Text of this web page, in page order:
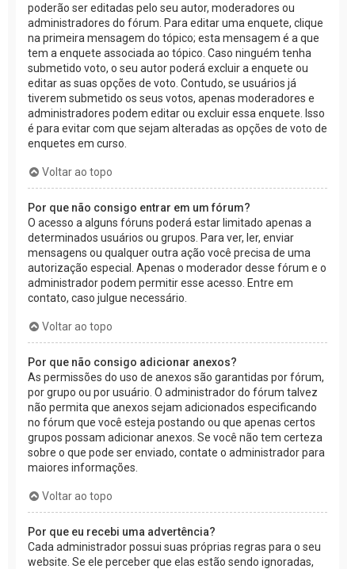
poderão ser editadas pelo seu autor, moderadores ou
administradores do fórum. Para editar uma enquete, clique
na primeira mensagem do tópico; esta mensagem é a que
tem a enquete associada ao tópico. Caso ninguém tenha
submetido voto, o seu autor poderá excluir a enquete ou
editar as suas opções de voto. Contudo, se usuários já
tiverem submetido os seus votos, apenas moderadores e
administradores podem editar ou excluir essa enquete. Isso
é para evitar com que sejam alteradas as opções de voto de
enquetes em curso.
Voltar ao topo
Por que não consigo entrar em um fórum?
O acesso a alguns fóruns poderá estar limitado apenas a
determinados usuários ou grupos. Para ver, ler, enviar
mensagens ou qualquer outra ação você precisa de uma
autorização especial. Apenas o moderador desse fórum e o
administrador podem permitir esse acesso. Entre em
contato, caso julgue necessário.
Voltar ao topo
Por que não consigo adicionar anexos?
As permissões do uso de anexos são garantidas por fórum,
por grupo ou por usuário. O administrador do fórum talvez
não permita que anexos sejam adicionados especificando
no fórum que você esteja postando ou que apenas certos
grupos possam adicionar anexos. Se você não tem certeza
sobre o que pode ser enviado, contate o administrador para
maiores informações.
Voltar ao topo
Por que eu recebi uma advertência?
Cada administrador possui suas próprias regras para o seu
website. Se ele perceber que elas estão sendo ignoradas,